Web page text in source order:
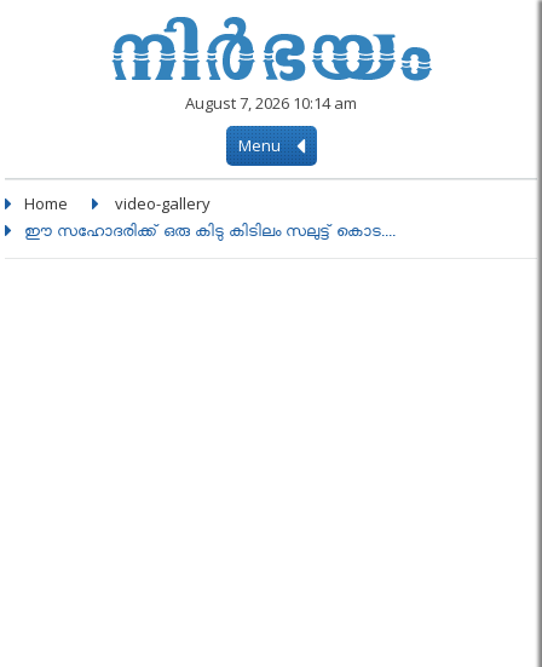
August 7, 2026 10:14 am
Menu
Home video-gallery
ഈ സഹോദരിക്ക് ഒരു കിടു കിടിലം സലുട്ട് കൊട....